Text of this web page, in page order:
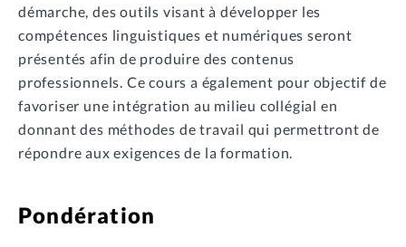
démarche, des outils visant à développer les
compétences linguistiques et numériques seront
présentés afin de produire des contenus
professionnels. Ce cours a également pour objectif de
favoriser une intégration au milieu collégial en
donnant des méthodes de travail qui permettront de
répondre aux exigences de la formation.
Pondération